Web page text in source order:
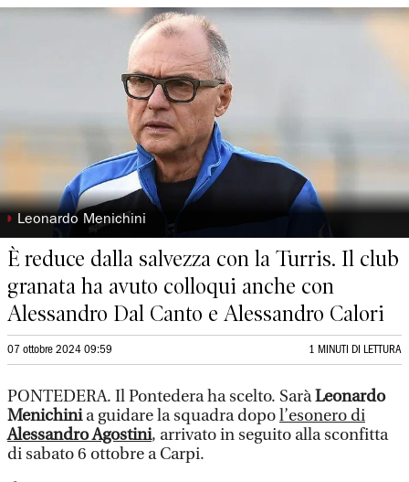
◗ Leonardo Menichini
È reduce dalla salvezza con la Turris. Il club
granata ha avuto colloqui anche con
Alessandro Dal Canto e Alessandro Calori
07 ottobre 2024 09:59 1 MINUTI DI LETTURA
PONTEDERA. Il Pontedera ha scelto. SaràLeonardo
Menichinia guidare la squadra dopol’esonero di
Alessandro Agostini, arrivato in seguito alla sconfitta
di sabato 6 ottobre a Carpi.